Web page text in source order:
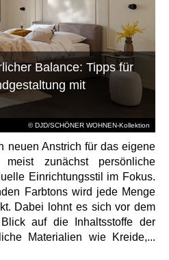
© DJD/SCHÖNER WOHNEN-Kollektion
Balance: Tipps für
mit
neuen Anstrich für das eigene
zunächst persönliche
Einrichtungsstil im Fokus.
Farbtons wird jede Menge
Dabei lohnt es sich vor dem
auf die Inhaltsstoffe der
Materialien wie Kreide,...